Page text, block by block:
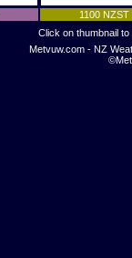
1100 NZST
Click on thumbnail
Metvuw.com - NZ